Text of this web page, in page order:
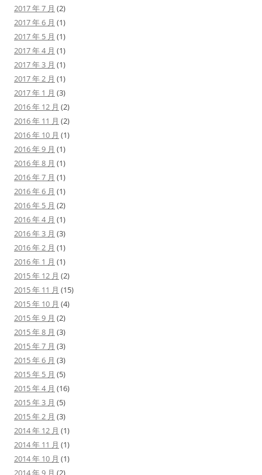
2017 年 7 月 (2)
2017 年 6 月 (1)
2017 年 5 月 (1)
2017 年 4 月 (1)
2017 年 3 月 (1)
2017 年 2 月 (1)
2017 年 1 月 (3)
2016 年 12 月 (2)
2016 年 11 月 (2)
2016 年 10 月 (1)
2016 年 9 月 (1)
2016 年 8 月 (1)
2016 年 7 月 (1)
2016 年 6 月 (1)
2016 年 5 月 (2)
2016 年 4 月 (1)
2016 年 3 月 (3)
2016 年 2 月 (1)
2016 年 1 月 (1)
2015 年 12 月 (2)
2015 年 11 月 (15)
2015 年 10 月 (4)
2015 年 9 月 (2)
2015 年 8 月 (3)
2015 年 7 月 (3)
2015 年 6 月 (3)
2015 年 5 月 (5)
2015 年 4 月 (16)
2015 年 3 月 (5)
2015 年 2 月 (3)
2014 年 12 月 (1)
2014 年 11 月 (1)
2014 年 10 月 (1)
2014 年 9 月 (2)